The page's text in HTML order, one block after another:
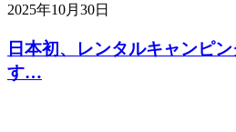
2025年10月30日
日本初、レンタルキャンピ
す…